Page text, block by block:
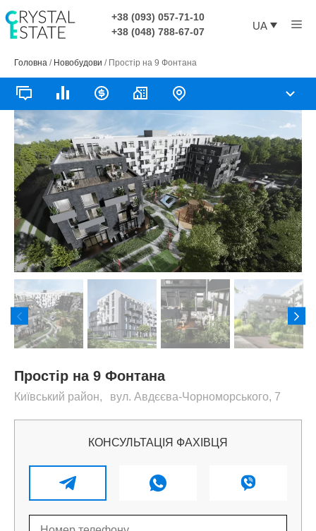
до
контенту
+38 (093) 057-71-10
+38 (048) 788-67-07
UA
Головна / Новобудови / Простір на 9 Фонтана
Простір на 9 Фонтана
Київський район, вул. Авдєєва-Чорноморського, 7
КОНСУЛЬТАЦІЯ ФАХІВЦЯ